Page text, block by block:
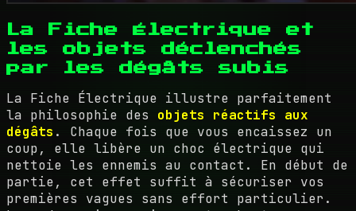
La Fiche Électrique et
les objets déclenchés
par les dégâts subis
La Fiche Électrique illustre parfaitement
la philosophie des objets réactifs aux
dégâts . Chaque fois que vous encaissez un
coup, elle libère un choc électrique qui
nettoie les ennemis au contact. En début de
partie, cet effet suffit à sécuriser vos
premières vagues sans effort particulier.